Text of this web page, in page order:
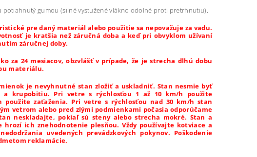
potiahnutý gumou (silné vystužené vlákno odolné proti pretrhnutiu).
pre daný materiál alebo použitie sa nepovažuje za vadu.
je kratšia než záručná doba a keď pri obvyklom užívaní
záručnej doby.
za 24 mesiacov, obzvlášť v prípade, že je strecha dlhú dobu
materiálu.
je nevyhnutné stan zložiť a uskladniť. Stan nesmie byť
a krupobitiu. Pri vetre s rýchlosťou 1 až 10 km/h použite
zaťaženia. Pri vetre s rýchlosťou nad 30 km/h stan
vetrom alebo pred zlými podmienkami počasia odporúčame
neskladajte, pokiaľ sú steny alebo strecha mokré. Stan a
ich znehodnotenie plesňou. Vždy používajte kotviace a
uvedených prevádzkových pokynov. Poškodenie
reklamácie.